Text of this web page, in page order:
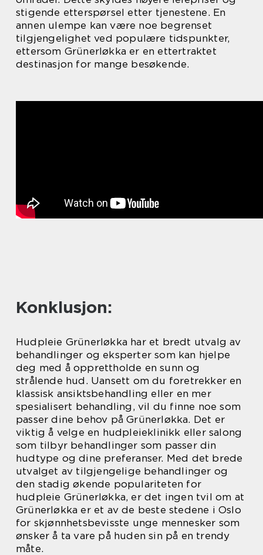
stigende etterspørsel etter tjenestene. En
annen ulempe kan være noe begrenset
tilgjengelighet ved populære tidspunkter,
ettersom Grünerløkka er en ettertraktet
destinasjon for mange besøkende.
Konklusjon:
Hudpleie Grünerløkka har et bredt utvalg av
behandlinger og eksperter som kan hjelpe
deg med å opprettholde en sunn og
strålende hud. Uansett om du foretrekker en
klassisk ansiktsbehandling eller en mer
spesialisert behandling, vil du finne noe som
passer dine behov på Grünerløkka. Det er
viktig å velge en hudpleieklinikk eller salong
som tilbyr behandlinger som passer din
hudtype og dine preferanser. Med det brede
utvalget av tilgjengelige behandlinger og
den stadig økende populariteten for
hudpleie Grünerløkka, er det ingen tvil om at
Grünerløkka er et av de beste stedene i Oslo
for skjønnhetsbevisste unge mennesker som
ønsker å ta vare på huden sin på en trendy
måte.